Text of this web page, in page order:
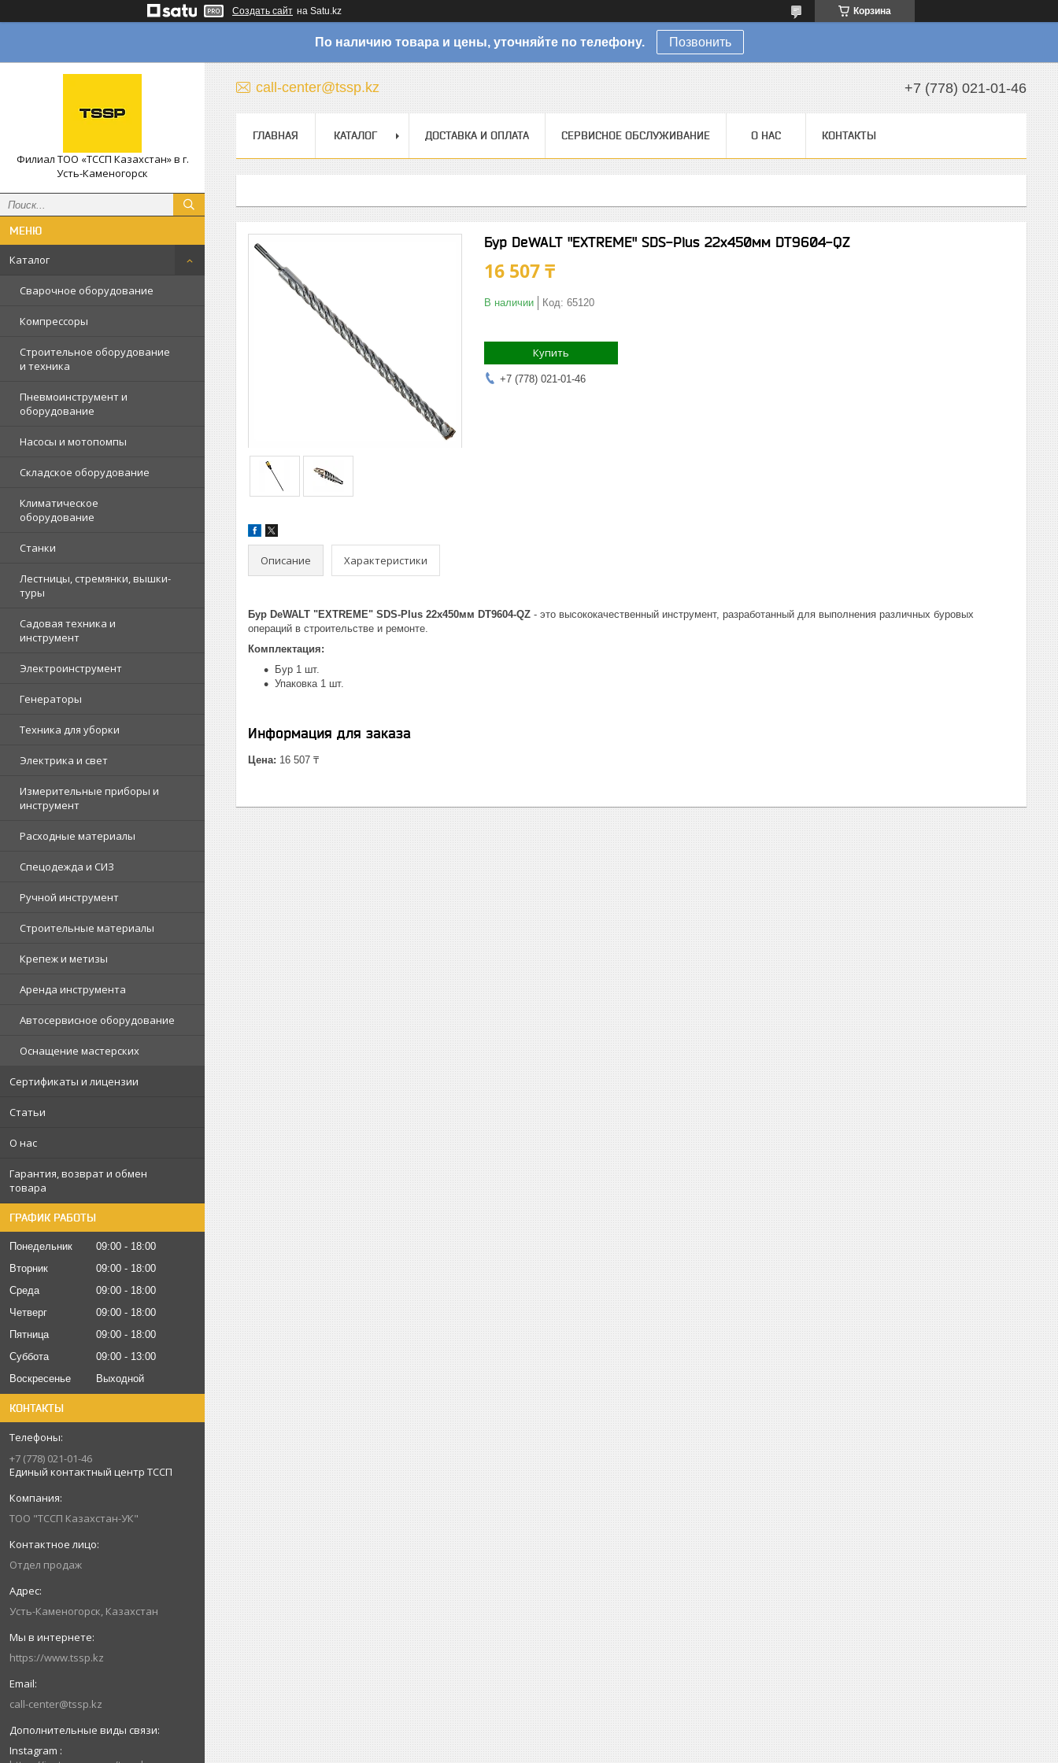
Создать сайт на Satu.kz Корзина
По наличию товара и цены, уточняйте по телефону. Позвонить
Филиал ТОО «ТССП Казахстан» в г.
Усть-Каменогорск
Каталог
Сварочное оборудование
Компрессоры
Строительное оборудование
и техника
Пневмоинструмент и
оборудование
Насосы и мотопомпы
Складское оборудование
Климатическое
оборудование
Станки
Лестницы, стремянки, вышки-
туры
Садовая техника и
инструмент
Электроинструмент
Генераторы
Техника для уборки
Электрика и свет
Измерительные приборы и
инструмент
Расходные материалы
Спецодежда и СИЗ
Ручной инструмент
Строительные материалы
Крепеж и метизы
Аренда инструмента
Автосервисное оборудование
Оснащение мастерских
Сертификаты и лицензии
Статьи
О нас
Гарантия, возврат и обмен
товара
ГРАФИК РАБОТЫ
Понедельник 09:00
18:00
Вторник
09:00
18:00
Среда
09:00
18:00
Четверг
09:00
18:00
Пятница
09:00
18:00
Суббота
09:00
13:00
Воскресенье
Выходной
КОНТАКТЫ
+7 (778) 021-01-46
Единый контактный центр ТССП
ТОО "ТССП Казахстан-УК"
Отдел продаж
Усть-Каменогорск, Казахстан
https://www.tssp.kz
call-center@tssp.kz
Instagram
call-center@tssp.kz +7 (778) 021-01-46
ГЛАВНАЯ КАТАЛОГ ДОСТАВКА И ОПЛАТА СЕРВИСНОЕ ОБСЛУЖИВАНИЕ О НАС КОНТАКТЫ
Бур DeWALT "EXTREME" SDS-Plus 22х450мм DT9604-QZ
16 507 ₸
В наличии Код: 65120
Купить
+7 (778) 021-01-46
Описание Характеристики
Бур DeWALT "EXTREME" SDS-Plus 22х450мм DT9604-QZ - это высококачественный инструмент, разработанный для выполнения различных буровых
операций в строительстве и ремонте.
Комплектация:
Бур 1 шт.
Упаковка 1 шт.
Информация для заказа
Цена: 16 507 ₸